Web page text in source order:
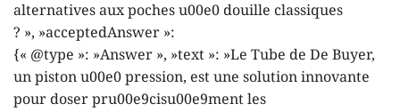
alternatives aux poches u00e0 douille classiques
? », »acceptedAnswer »:
{« @type »: »Answer », »text »: »Le Tube de De Buyer,
un piston u00e0 pression, est une solution innovante
pour doser pru00e9cisu00e9ment les